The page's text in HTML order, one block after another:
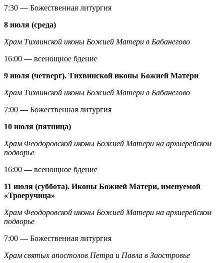
7:30 — Божественная литургия
8 июля (среда)
Храм Тихвинской иконы Божией Матери в Бабанегово
16:00 — всенощное бдение
9 июля (четверг). Тихвинской иконы Божией Матери
Храм Тихвинской иконы Божией Матери в Бабанегово
7:00 — Божественная литургия
10 июля (пятница)
Храм Феодоровской иконы Божией Матери на архиерейском
подворье
16:00 — всенощное бдение
11 июля (суббота). Иконы Божией Матери, именуемой
«Троеручица»
Храм Феодоровской иконы Божией Матери на архиерейском
подворье
7:00 — Божественная литургия
Храм святых апостолов Петра и Павла в Заостровье